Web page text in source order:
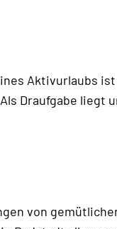
Aktivurlaubs
Draufgabe liegt
von